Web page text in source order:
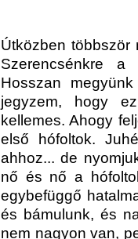
Útközben többször
Szerencsénkre
Hosszan
jegyzem, hogy
kellemes. Ahogy
első hófoltok.
ahhoz... de
nő és nő a
egybefüggő
és bámulunk, és
nem nagyon van,